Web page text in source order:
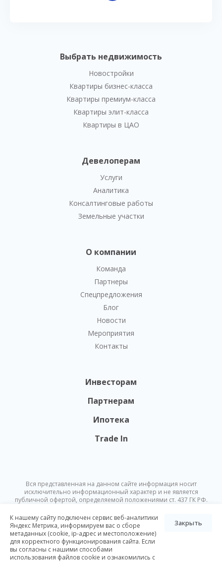
Выбрать недвижимость
Новостройки
Квартиры бизнес-класса
Квартиры премиум-класса
Квартиры элит-класса
Квартиры в ЦАО
Девелоперам
Услуги
Аналитика
Консалтинговые работы
Земельные участки
О компании
Команда
Партнеры
Спецпредложения
Блог
Новости
Мероприятия
Контакты
Инвесторам
Партнерам
Ипотека
Trade In
Вся представленная на данном сайте информация носит
исключительно информационный характер и не является
публичной офертой, определяемой положениями ст. 437 ГК РФ.
изменена в любое время без предварительного уведомления.
© Nikoliers 2026
Положение об обработке персональных данных
К нашему сайту подключен сервис веб-аналитики
Яндекс Метрика, информируем вас о сборе
метаданных (cookie, ip-адрес и местоположение)
для корректного функционирования сайта. Если
вы согласны с нашими способами
использования файлов cookie и ознакомились с
Закрыть